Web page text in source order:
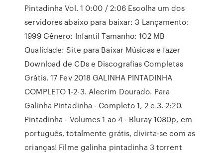
Pintadinha Vol. 1 0:00 / 2:06 Escolha um dos
servidores abaixo para baixar: 3 Lançamento:
1999 Gênero: Infantil Tamanho: 102 MB
Qualidade: Site para Baixar Músicas e fazer
Download de CDs e Discografias Completas
Grátis. 17 Fev 2018 GALINHA PINTADINHA
COMPLETO 1-2-3. Alecrim Dourado. Para
Galinha Pintadinha - Completo 1, 2 e 3. 2:20.
Pintadinha - Volumes 1 ao 4 - Bluray 1080p, em
português, totalmente grátis, divirta-se com as
crianças! Filme galinha pintadinha 3 torrent